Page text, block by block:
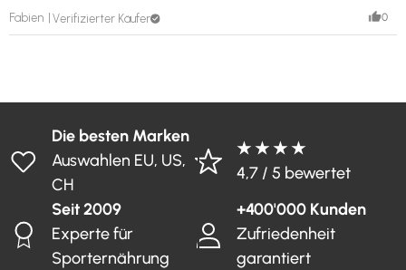
Fabien Verifizierter Käufer 0
Die besten Marken
Auswahlen EU, US,
CH
★ ★ ★ ★
4,7 / 5 bewertet
Seit 2009
Experte für
Sporternährung
+400'000 Kunden
Zufriedenheit
garantiert